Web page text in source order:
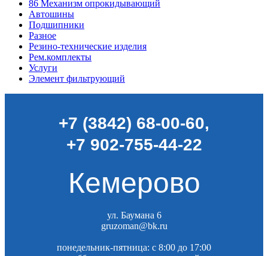
86 Механизм опрокидывающий
Автошины
Подшипники
Разное
Резино-технические изделия
Рем.комплекты
Услуги
Элемент фильтрующий
+7 (3842) 68-00-60,
+7 902-755-44-22
Кемерово
ул. Баумана 6
gruzoman@bk.ru
понедельник-пятница: c 8:00 до 17:00